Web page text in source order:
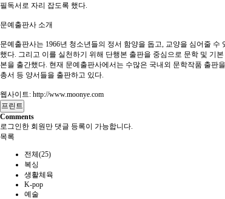
필독서로 자리 잡도록 했다.
문예출판사 소개
문예출판사는 1966년 청소년들의 정서 함양을 돕고, 교양을 심어줄
했다. 그리고 이를 실천하기 위해 단행본 출판을 중심으로 문학 및 기
본을 출간했다. 현재 문예출판사에서는 수많은 국내외 문학작품 출판
총서 등 양서들을 출판하고 있다.
웹사이트: http://www.moonye.com
프린트
Comments
로그인한 회원만 댓글 등록이 가능합니다.
목록
전체(25)
복싱
생활체육
K-pop
예술